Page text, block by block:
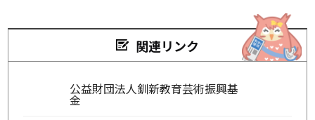
関連リンク
公益財団法人釧新教育芸術振興基
金